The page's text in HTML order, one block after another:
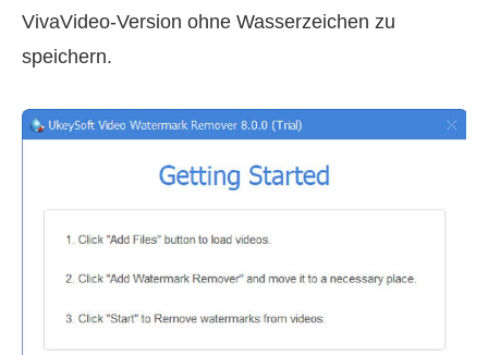
VivaVideo‑Version ohne Wasserzeichen zu
speichern.